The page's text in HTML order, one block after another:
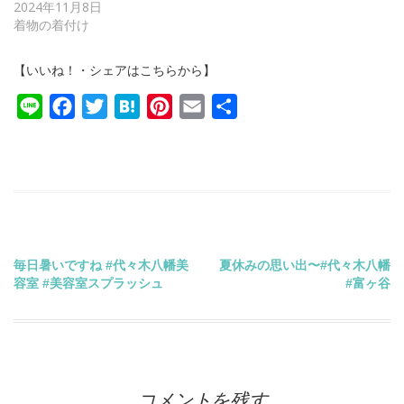
2024年11月8日
着物の着付け
【いいね！・シェアはこちらから】
Line FacebookTwitterHatenaPinterest
Email
投
稿
毎日暑いですね #代々木八幡美
容室 #美容室スプラッシュ
夏休みの思い出〜#代々木八幡
#富ヶ谷
コメントを残す